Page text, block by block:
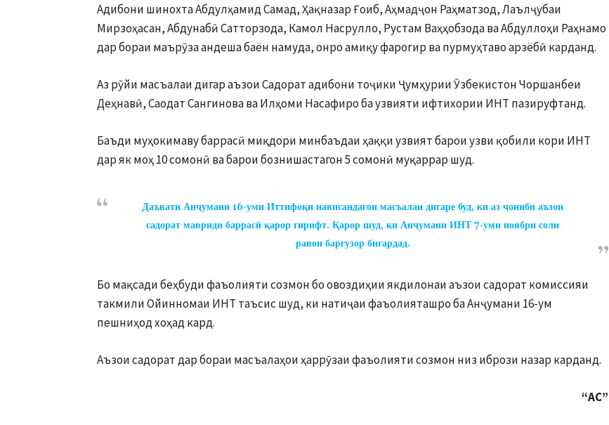
Адибони шинохта Абдулҳамид Самад, Ҳақназар Ғоиб, Аҳмадҷон Раҳматзод, Лаълҷубаи
Мирзоҳасан, Абдунабӣ Сатторзода, Камол Насрулло, Рустам Ваҳҳобзода ва Абдуллоҳи Раҳнамо
дар бораи маърӯза андеша баён намуда, онро амиқу фарогир ва пурмуҳтаво арзёбӣ карданд.
Аз рӯйи масъалаи дигар аъзои Садорат адибони тоҷики Ҷумҳурии Ӯзбекистон Чоршанбеи
Деҳнавӣ, Саодат Сангинова ва Илҳоми Насафиро ба узвияти ифтихории ИНТ пазируфтанд.
Баъди муҳокимаву баррасӣ миқдори минбаъдаи ҳаққи узвият барои узви қобили кори ИНТ
дар як моҳ 10 сомонӣ ва барои бознишастагон 5 сомонӣ муқаррар шуд.
Даъвати Анҷумани 16-уми Иттифоқи нависандагон масъалаи дигаре буд, ки аз ҷониби аъзои
садорат мавриди баррасӣ қарор гирифт. Қарор шуд, ки Анҷумани ИНТ 7-уми ноябри соли
равон баргузор бигардад.
Бо мақсади беҳбуди фаъолияти созмон бо овоздиҳии якдилонаи аъзои садорат комиссияи
такмили Ойинномаи ИНТ таъсис шуд, ки натиҷаи фаъолияташро ба Анҷумани 16-ум
пешниҳод хоҳад кард.
Аъзои садорат дар бораи масъалаҳои ҳаррӯзаи фаъолияти созмон низ ибрози назар карданд.
“АС”